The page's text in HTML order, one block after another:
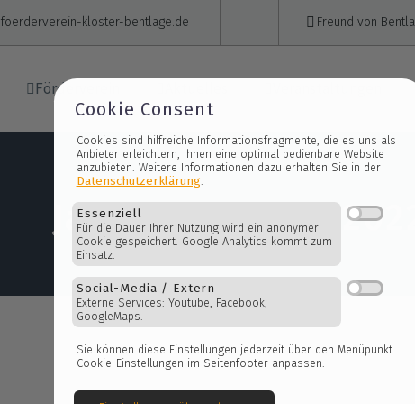
kloster-bentlage.de Freund von
Förderverein
Cookie Consent
Cookies sind hilfreiche
Anbieter erleichtern, Ihnen eine optimal
anzubieten. Weitere Informationen dazu
Essenziell
Für die Dauer Ihrer Nutzung wird ein
Cookie gespeichert. Google Analytics
Einsatz.
Social-Media / Extern
Externe Services: Youtube, Facebook,
Jazz am Kloster 2022